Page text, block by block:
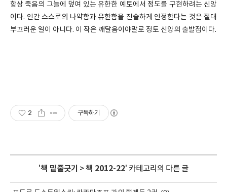
항상 죽음의 그늘에 덮여 있는 유한한 예토에서 정도를 구현하려는 신앙
이다. 인간 스스로의 나약함과 유한함을 진솔하게 인정한다는 것은 절대
부끄러운 일이 아니다. 이 작은 깨달음이야말로 정토 신앙의 출발점이다.
2 구독하기
'책 밑줄긋기 >책 2012-22' 카테고리의 다른 글